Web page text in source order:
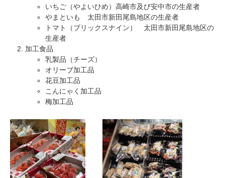
いちご（やよいひめ）高崎市及び安中市の生産者
やまといも 太田市新田尾島地区の生産者
トマト（ブリックスナイン） 太田市新田尾島地区の
生産者
加工食品
乳製品（チーズ）
オリーブ加工品
花豆加工品
こんにゃく加工品
梅加工品